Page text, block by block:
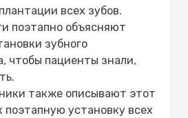
всех зубов.
поэтапно объясняют
зубного
чтобы пациенты знали,
также описывают этот
поэтапную установку всех